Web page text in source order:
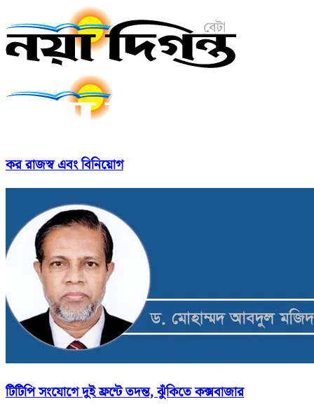
কর রাজস্ব এবং বিনিয়োগ
টিটিপি সংযোগে দুই ফ্রন্টে তদন্ত, ঝুঁকিতে কক্সবাজার